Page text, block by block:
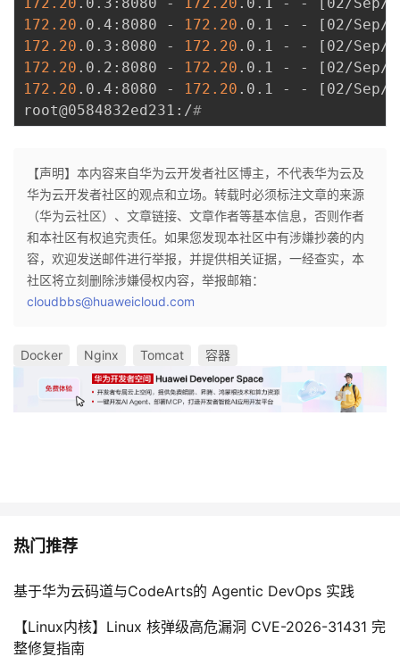
172.20 .0.3:8080 - 172.20 .0.1 - -
02/Sep/
172.20 .0.4:8080 - 172.20 .0.1 - - [ 02/Sep/
172.20 .0.3:8080 - 172.20 .0.1 - - [ 02/Sep/
172.20 .0.2:8080 - 172.20 .0.1 - - [ 02/Sep/
172.20 .0.4:8080 - 172.20 .0.1 - - [ 02/Sep/
root@0584832ed231:/#
【声明】本内容来自华为云开发者社区博主，不代表华为云及
华为云开发者社区的观点和立场。转载时必须标注文章的来源
（华为云社区）、文章链接、文章作者等基本信息，否则作者
和本社区有权追究责任。如果您发现本社区中有涉嫌抄袭的内
容，欢迎发送邮件进行举报，并提供相关证据，一经查实，本
社区将立刻删除涉嫌侵权内容，举报邮箱：
cloudbbs@huaweicloud.com
Docker Nginx Tomcat 容器
热门推荐
基于华为云码道与CodeArts的 Agentic DevOps 实践
【Linux内核】Linux 核弹级高危漏洞 CVE-2026-31431 完
整修复指南